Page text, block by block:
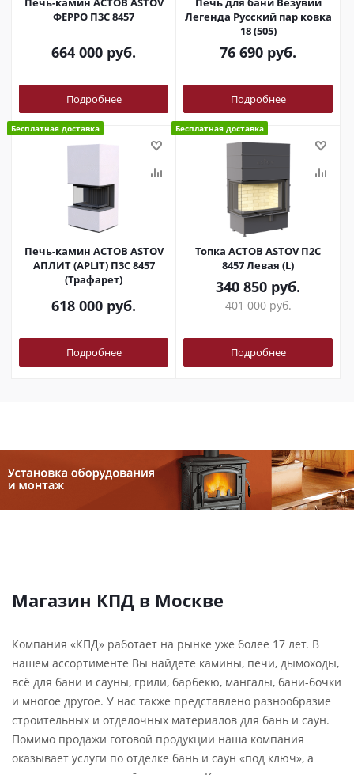
ФЕРРО П3С 8457
664 000 руб.
Подробнее
Легенда Русский пар ковка
18 (505)
76 690 руб.
Подробнее
Бесплатная доставка
Печь-камин АСТОВ ASTOV
АПЛИТ (APLIT) П3С 8457
(Трафарет)
618 000 руб.
Подробнее
Бесплатная доставка
Топка АСТОВ ASTOV П2С
8457 Левая (L)
340 850 руб.
401 000руб.
Подробнее
Магазин КПД в Москве
Компания «КПД» работает на рынке уже более 17 лет. В
нашем ассортименте Вы найдете камины, печи, дымоходы,
всё для бани и сауны, грили, барбекю, мангалы, бани-бочки
и многое другое. У нас также представлено разнообразие
строительных и отделочных материалов для бань и саун.
Помимо продажи готовой продукции наша компания
оказывает услуги по отделке бань и саун «под ключ», а